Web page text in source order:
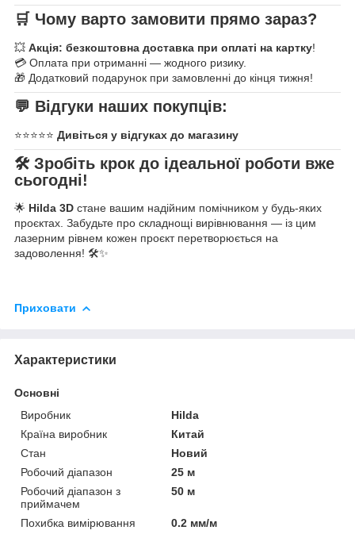
🛒 Чому варто замовити прямо зараз?
💥 Акція: безкоштовна доставка при оплаті на картку!
💳 Оплата при отриманні — жодного ризику.
🎁 Додатковий подарунок при замовленні до кінця тижня!
💬 Відгуки наших покупців:
⭐⭐⭐⭐⭐ Дивіться у відгуках до магазину
🛠️ Зробіть крок до ідеальної роботи вже
сьогодні!
🌟 Hilda 3D стане вашим надійним помічником у будь-яких
проєктах. Забудьте про складнощі вирівнювання — із цим
лазерним рівнем кожен проєкт перетворюється на
задоволення! 🛠️✨
Приховати
Характеристики
Основні
Виробник
Hilda
Країна виробник
Китай
Стан
Новий
Робочий діапазон
25 м
Робочий діапазон з
приймачем
50 м
Похибка вимірювання
0.2 мм/м